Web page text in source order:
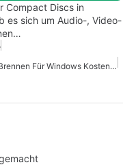
Compact Discs in
es sich um Audio-, Video-
Cd Dvd Brennen Für Windows Kostenlos